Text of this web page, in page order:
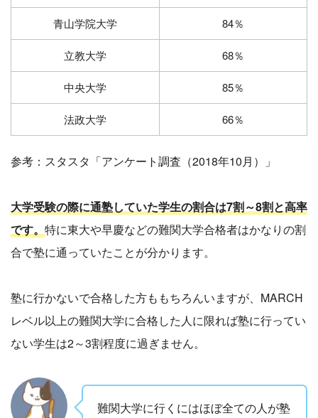
青山学院大学 84％
立教大学 68％
中央大学 85％
法政大学 66％
参考：スタスタ「アンケート調査（2018年10月）」
大学受験の際に通塾していた学生の割合は7割～8割と高率
です。 特に東大や早慶などの難関大学合格者はかなりの割
合で塾に通っていたことが分かります。
塾に行かないで合格した方ももちろんいますが、MARCH
レベル以上の難関大学に合格した人に限れば塾に行ってい
ない学生は2～3割程度に過ぎません。
難関大学に行くにはほぼ全ての人が塾